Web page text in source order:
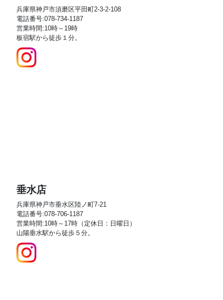
兵庫県神戸市須磨区平田町2-3-2-108
電話番号:078-734-1187
営業時間:10時～19時
板宿駅から徒歩１分。
垂水店
兵庫県神戸市垂水区陸ノ町7-21
電話番号:078-706-1187
営業時間:10時～17時（定休日：日曜日）
山陽垂水駅から徒歩５分。